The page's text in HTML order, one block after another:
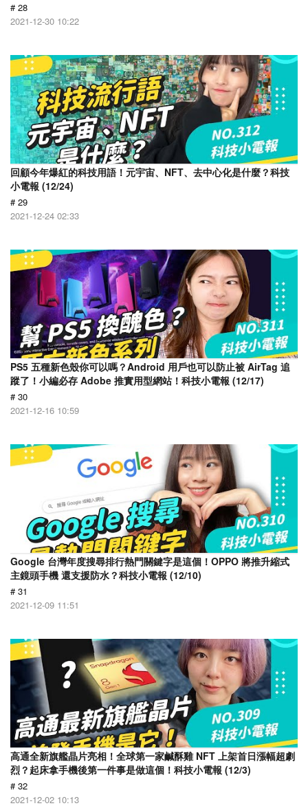
# 28
2021-12-30 10:22
回顧今年爆紅的科技用語！元宇宙、NFT、去中心化是什麼？科技
小電報 (12/24)
# 29
2021-12-24 02:33
PS5 五種新色殼你可以嗎？Android 用戶也可以防止被 AirTag 追
蹤了！小編必存 Adobe 推實用型網站！科技小電報 (12/17)
# 30
2021-12-16 10:59
Google 台灣年度搜尋排行熱門關鍵字是這個！OPPO 將推升縮式
主鏡頭手機 還支援防水？科技小電報 (12/10)
# 31
2021-12-09 11:51
高通全新旗艦晶片亮相！全球第一家鹹酥雞 NFT 上架首日漲幅超劇
烈？起床拿手機後第一件事是做這個！科技小電報 (12/3)
# 32
2021-12-02 10:13